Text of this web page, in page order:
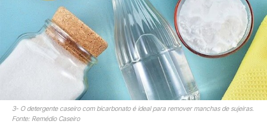
3- O detergente caseiro com bicarbonato é ideal para remover manchas de sujeiras.
Fonte: Remédio Caseiro